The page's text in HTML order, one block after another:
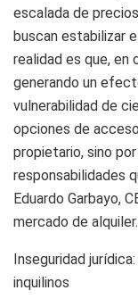
escalada de
buscan estabilizar
realidad es que, en
generando un
vulnerabilidad de
opciones de
propietario, sino
responsabilidades
Eduardo Garbayo,
mercado de alquiler.
Inseguridad
inquilinos